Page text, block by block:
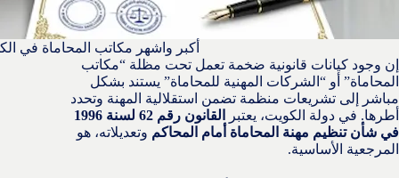
أكبر واشهر مكاتب المحاماة في
إن وجود كيانات قانونية ضخمة تعمل تحت مظلة “مكاتب
المحاماة” أو “الشركات المهنية للمحاماة” يستند بشكل
مباشر إلى تشريعات منظمة تضمن استقلالية المهنة وتحدد
أطرها. في دولة الكويت، يعتبر
القانون رقم 62 لسنة 1996
في شأن تنظيم مهنة المحاماة أمام المحاكم وتعديلاته، هو
المرجعية الأساسية.